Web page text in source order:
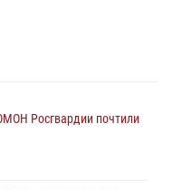
Росгвардии почтили